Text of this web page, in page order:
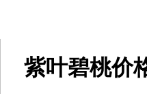
紫叶碧桃价